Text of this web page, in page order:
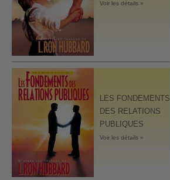
Voir les détails »
LES FONDEMENTS
DES RELATIONS
PUBLIQUES
Voir les détails »